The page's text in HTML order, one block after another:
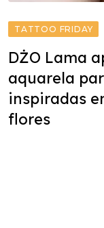
TATTOO FRIDAY
DŻO Lama
aquarela
inspiradas
flores